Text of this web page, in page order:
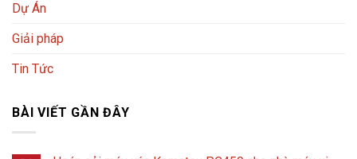
Dự Án
Giải pháp
Tin Tức
BÀI VIẾT GẦN ĐÂY